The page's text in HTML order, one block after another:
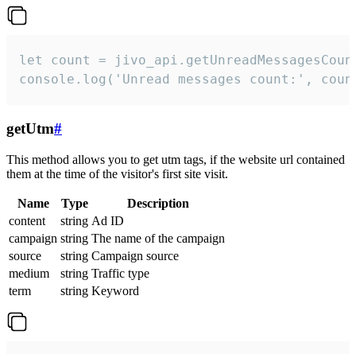
let count =
console.log('Unread messages count:',
getUtm#
This method allows you to get utm tags, if the website url contained
them at the time of the visitor's first site visit.
Name Type
Description
content
string Ad ID
campaign string The name of the campaign
source
string Campaign source
medium
string Traffic type
term
string Keyword